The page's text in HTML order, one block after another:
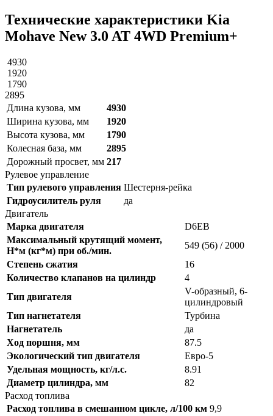
Технические характеристики Kia
Mohave New 3.0 AT 4WD Premium+
4930
1920
1790
2895
Длина кузова, мм
4930
Ширина кузова, мм
1920
Высота кузова, мм
1790
Колесная база, мм
2895
Дорожный просвет, мм 217
Рулевое управление
Тип рулевого управления Шестерня-рейка
Гидроусилитель руля
да
Двигатель
Марка двигателя
D6EB
Максимальный крутящий момент,
Н*м (кг*м) при об./мин.
549 (56) / 2000
Степень сжатия
16
Количество клапанов на цилиндр
4
Тип двигателя
V-образный, 6-
цилиндровый
Тип нагнетателя
Турбина
Нагнетатель
да
Ход поршня, мм
87.5
Экологический тип двигателя
Евро-5
Удельная мощность, кг/л.с.
8.91
Диаметр цилиндра, мм
82
Расход топлива
Расход топлива в смешанном цикле, л/100 км 9,9